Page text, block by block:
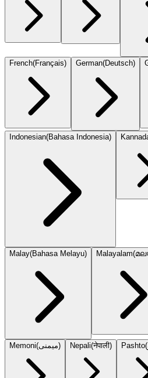
French(Français) German(Deutsch)
Indonesian(Bahasa Indonesia)
Malay(Bahasa Melayu) Malayalam(
Memoni(میمنی) Nepali(नेपाली) Pashto(